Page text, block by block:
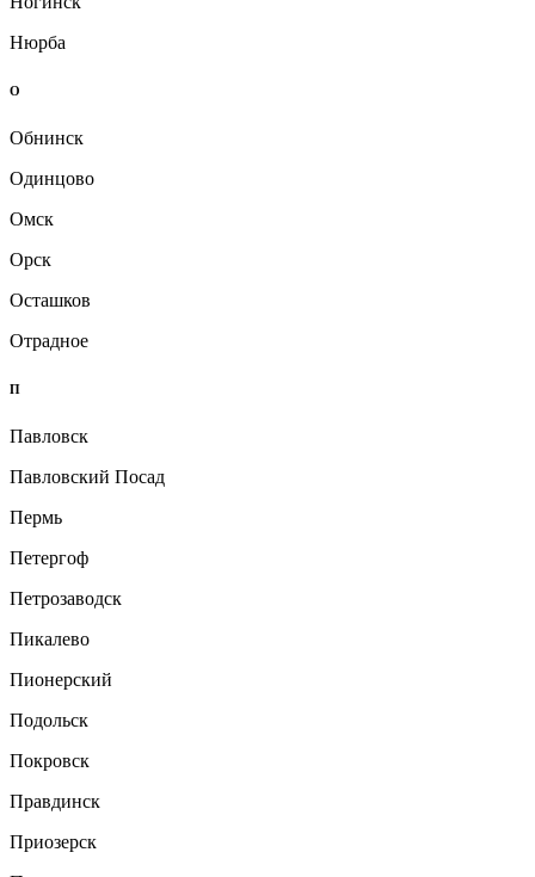
Нюрба
О
Обнинск
Одинцово
Омск
Орск
Осташков
Отрадное
П
Павловск
Павловский Посад
Пермь
Петергоф
Петрозаводск
Пикалево
Пионерский
Подольск
Покровск
Правдинск
Приозерск